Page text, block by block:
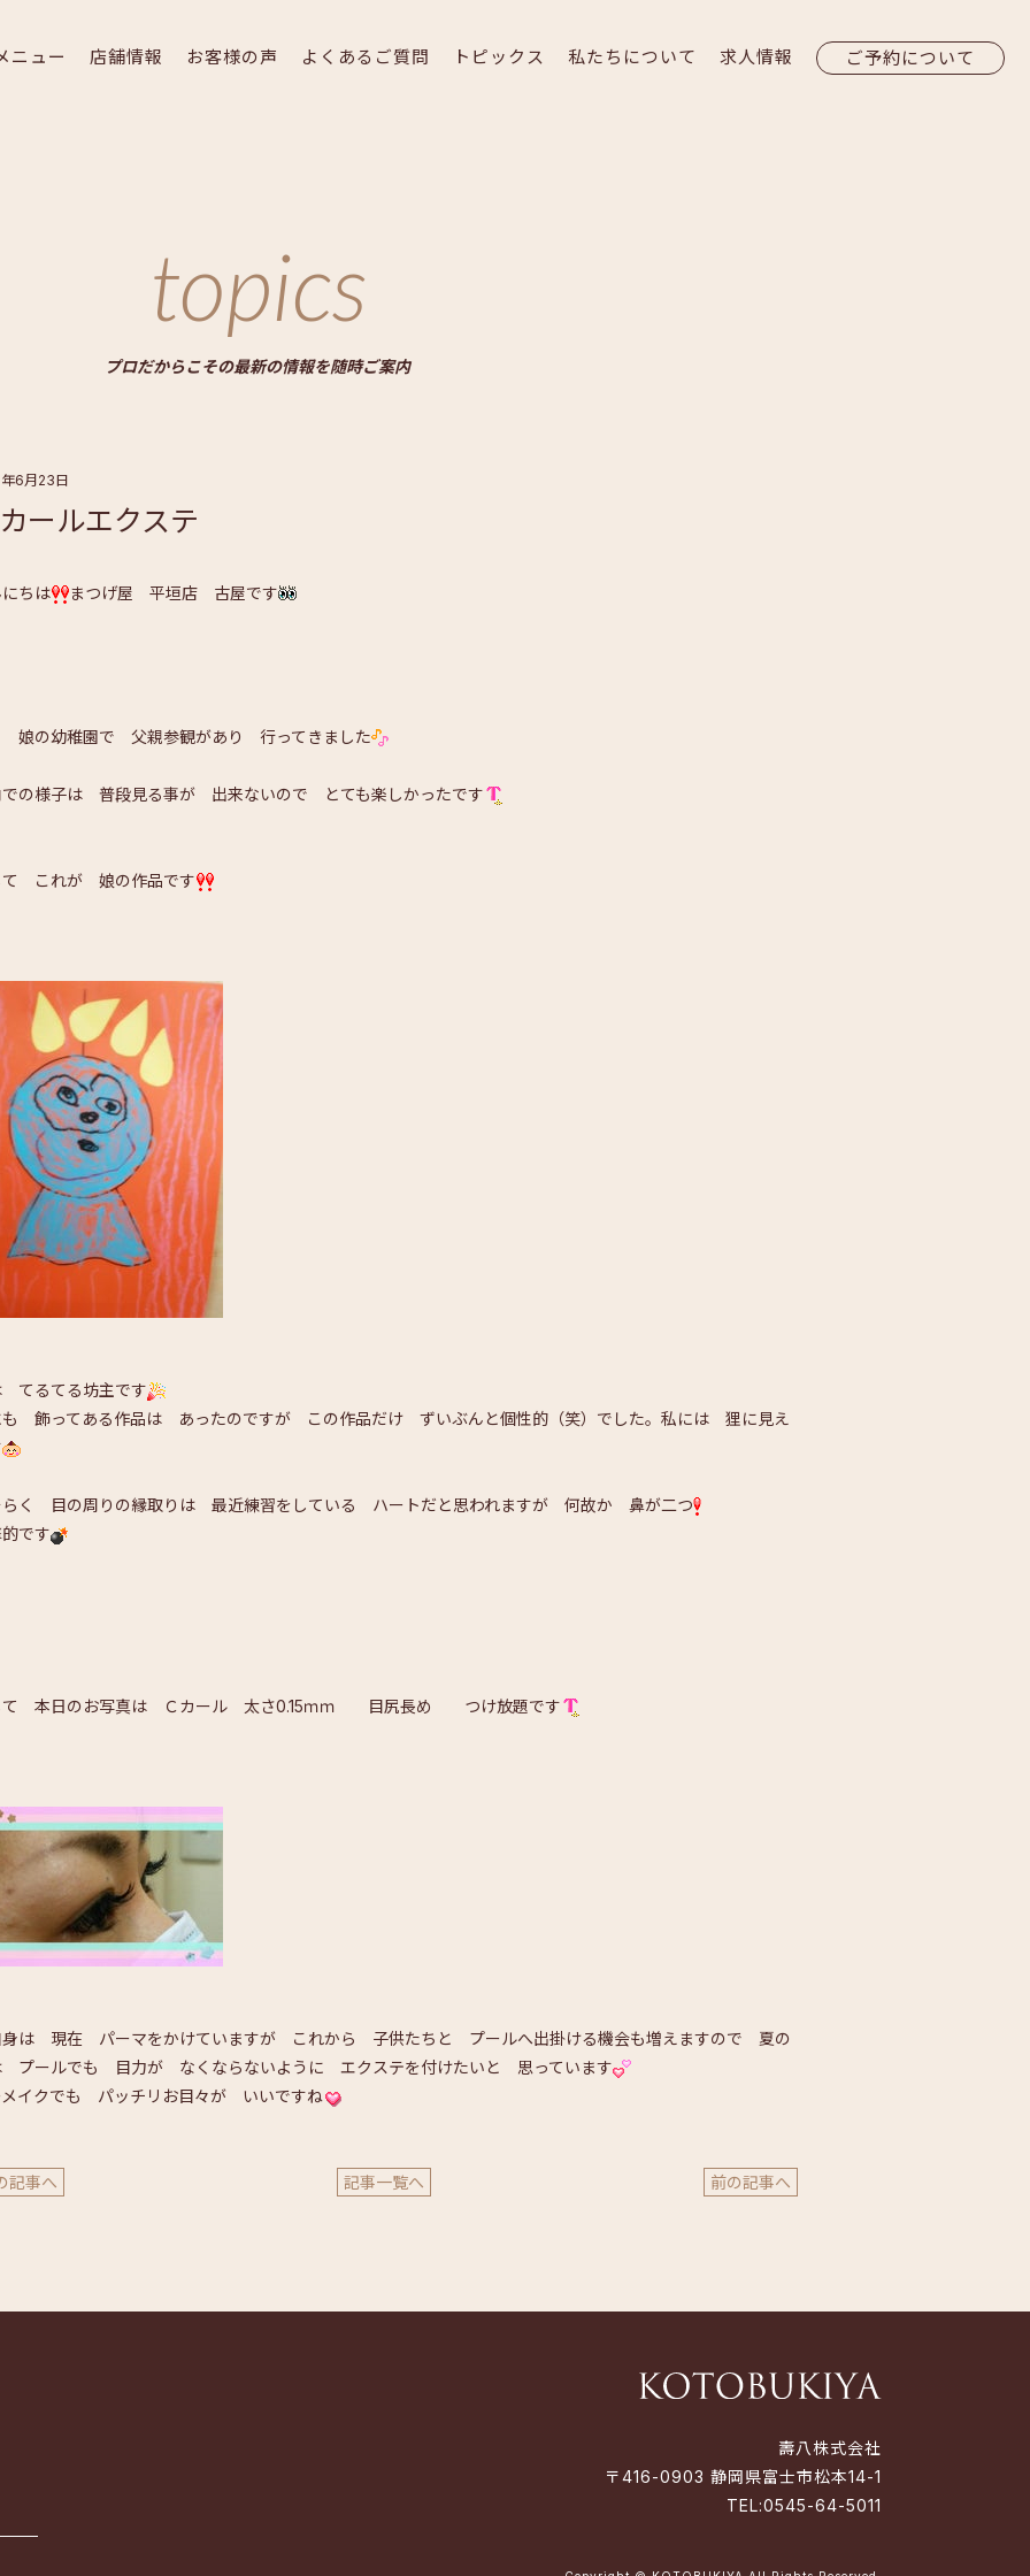
ニュー 店舗情報 お客様の声 よくあるご質問 トピックス 私たちについて 求人情報 ご予約について
topics
プロだからこその最新の情報を随時ご案内
6月23日
ールエクステ
ちは まつげ屋 平垣店 古屋です
娘の幼稚園で 父親参観があり 行ってきました
での様子は 普段見る事が 出来ないので とても楽しかったです
て これが 娘の作品です
てるてる坊主です
も 飾ってある作品は あったのですが この作品だけ ずいぶんと個性的（笑）でした。私には 狸に見え
らく 目の周りの縁取りは 最近練習をしている ハートだと思われますが 何故か 鼻が二つ
です
て 本日のお写真は Ｃカール 太さ0.15ｍｍ 目尻長め つけ放題です
身は 現在 パーマをかけていますが これから 子供たちと プールへ出掛ける機会も増えますので 夏の
プールでも 目力が なくならないように エクステを付けたいと 思っています
メイクでも パッチリお目々が いいですね
記事へ 記事一覧へ 前の記事へ
壽八株式会社
〒416-0903 静岡県富士市松本14-1
TEL:0545-64-5011